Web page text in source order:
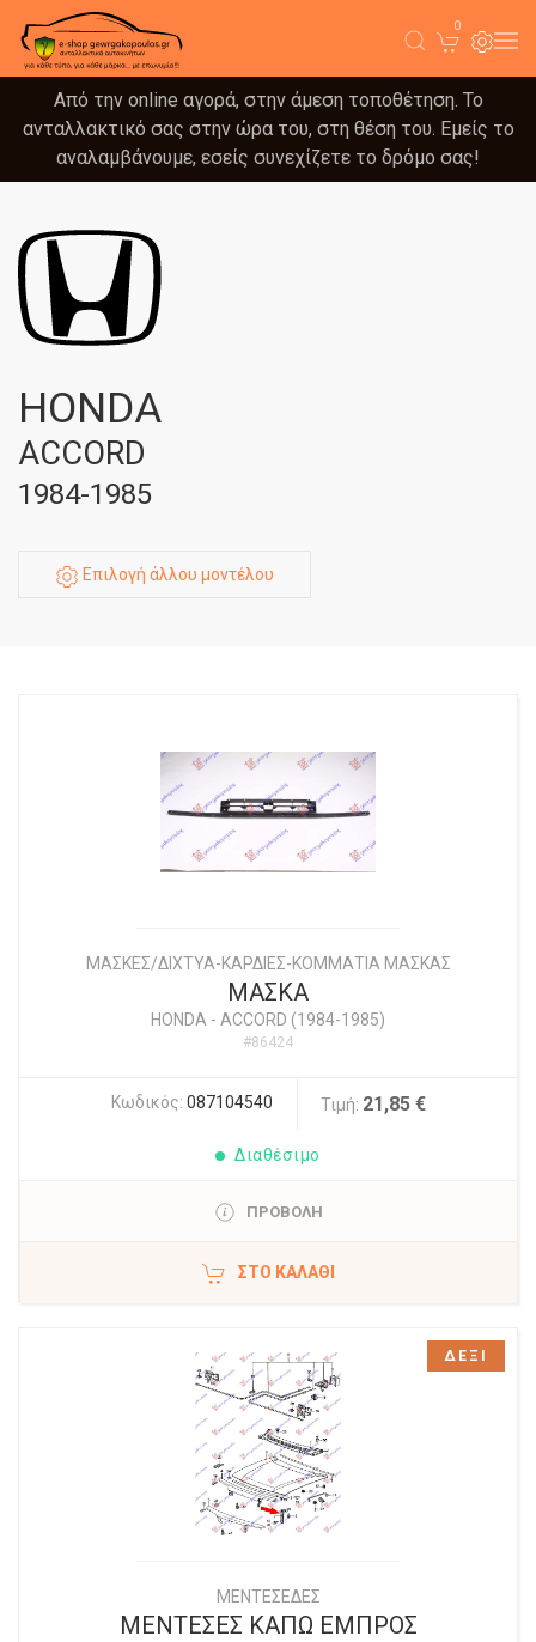
0
Από την online αγορά, στην άμεση τοποθέτηση. Το
ανταλλακτικό σας στην ώρα του, στη θέση του. Εμείς το
αναλαμβάνουμε, εσείς συνεχίζετε το δρόμο σας!
HONDA
ACCORD
1984-1985
Επιλογή άλλου μοντέλου
ΜΑΣΚΕΣ/ΔΙΧΤΥΑ-ΚΑΡΔΙΕΣ-ΚΟΜΜΑΤΙΑ ΜΑΣΚΑΣ
ΜΑΣΚΑ
HONDA - ACCORD (1984-1985)
#86424
Κωδικός: 087104540 Τιμή: 21,85 €
Διαθέσιμο
ΠΡΟΒΟΛΗ
ΣΤΟ ΚΑΛΆΘΙ
ΜΕΝΤΕΣΕΔΕΣ
ΜΕΝΤΕΣΕΣ ΚΑΠΩ ΕΜΠΡΟΣ
ΔΕΞΙ